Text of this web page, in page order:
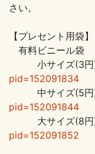
さい。
【プレセント用袋】
有料ビニール袋
小サイズ(3
pid=152091834
中サイズ(5
pid=152091844
大サイズ(8
pid=152091852